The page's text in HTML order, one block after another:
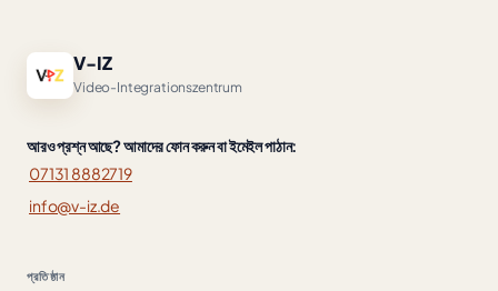
V-IZ
Video-Integrationszentrum
আরও প্রশ্ন আছে? আমাদের ফোন করুন বা ইমেইল পাঠান:
07131 8882719
info@v-iz.de
প্রতিষ্ঠান